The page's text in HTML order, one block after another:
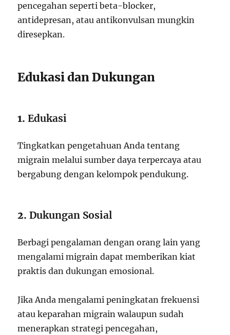
pencegahan seperti beta-blocker,
antidepresan, atau antikonvulsan mungkin
diresepkan.
Edukasi dan Dukungan
1.Edukasi
Tingkatkan pengetahuan Anda tentang
migrain melalui sumber daya terpercaya atau
bergabung dengan kelompok pendukung.
2.Dukungan Sosial
Berbagi pengalaman dengan orang lain yang
mengalami migrain dapat memberikan kiat
praktis dan dukungan emosional.
Jika Anda mengalami peningkatan frekuensi
atau keparahan migrain walaupun sudah
menerapkan strategi pencegahan,